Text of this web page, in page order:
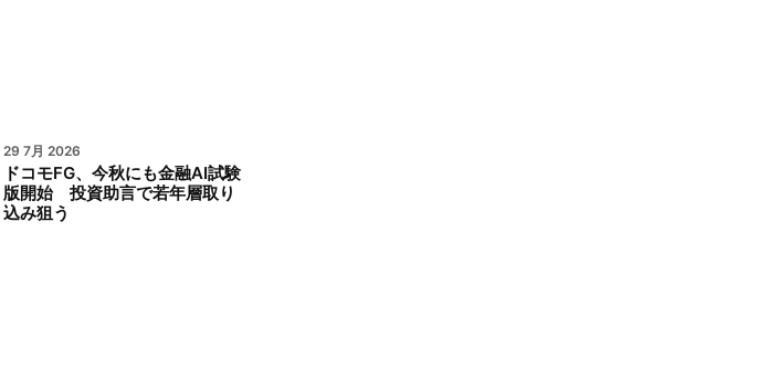
29 7月 2026
ドコモFG、今秋にも金融AI試験
版開始 投資助言で若年層取り
込み狙う